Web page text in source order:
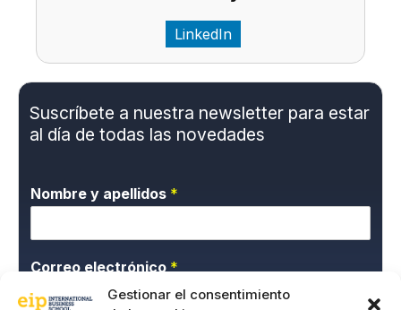
Gestionar el consentimiento
LinkedIn
Suscríbete a nuestra newsletter para estar
al día de todas las novedades
Nombre y apellidos *
Correo electrónico *